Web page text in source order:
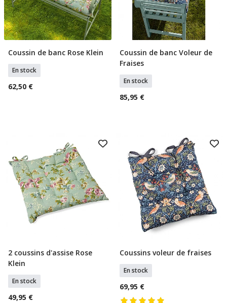
Ajouter Au Panier
Coussin de banc Rose Klein
En stock
62,50 €
Ajouter Au Panier
Coussin de banc Voleur de
Fraises
En stock
85,95 €
Ajouter Au Panier
2 coussins d'assise Rose
Klein
En stock
49,95 €
Ajouter Au Panier
Coussins voleur de fraises
En stock
69,95 €